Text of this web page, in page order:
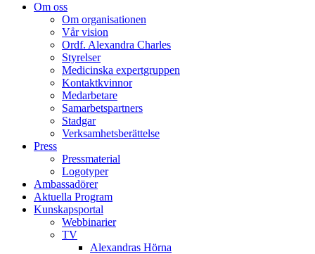
Om oss
Om organisationen
Vår vision
Ordf. Alexandra Charles
Styrelser
Medicinska expertgruppen
Kontaktkvinnor
Medarbetare
Samarbetspartners
Stadgar
Verksamhetsberättelse
Press
Pressmaterial
Logotyper
Ambassadörer
Aktuella Program
Kunskapsportal
Webbinarier
TV
Alexandras Hörna